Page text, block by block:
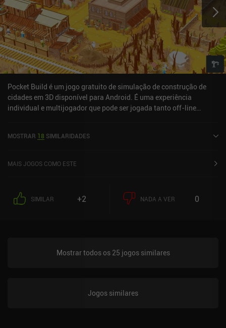
Pocket Build é um jogo gratuito de simulação de construção de
cidades em 3D disponível para Android. É uma experiência
individual e multijogador que pode ser jogada tanto off-line
Google Play.
MOSTRAR 18 SIMILARIDADES
MAIS JOGOS COMO ESTE
SIMILAR +2 NADA A VER 0
Mostrar todos os 25 jogos similares
Jogos similares